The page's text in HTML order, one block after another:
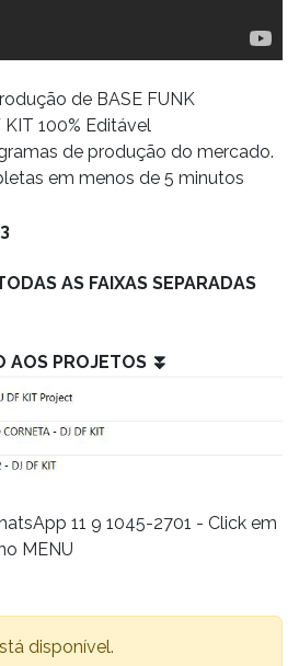
de BASE FUNK
100% Editável
de produção do mercado.
em menos de 5 minutos
AS FAIXAS SEPARADAS
AOS PROJETOS ⏬
11 9 1045-2701 - Click em
MENU
disponível.